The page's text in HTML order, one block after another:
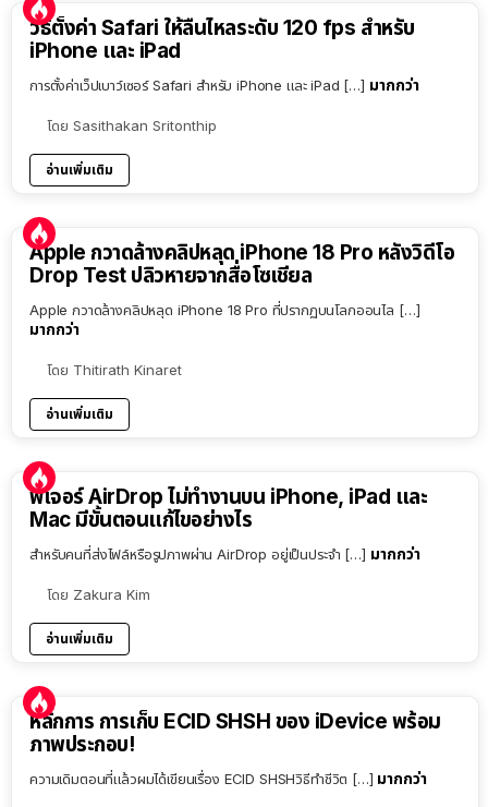
วิธีตั้งค่า Safari ให้ลื่นไหลระดับ 120 fps สำหรับ
iPhone และ iPad
การตั้งค่าเว็ปเบาว์เซอร์ Safari สำหรับ iPhone และ iPad […] มากกว่า
โดย Sasithakan Sritonthip
อ่านเพิ่มเติม
Apple กวาดล้างคลิปหลุด iPhone 18 Pro หลังวิดีโอ
Drop Test ปลิวหายจากสื่อโซเชียล
Apple กวาดล้างคลิปหลุด iPhone 18 Pro ที่ปรากฏบนโลกออนไล […]
มากกว่า
โดย Thitirath Kinaret
อ่านเพิ่มเติม
ฟีเจอร์ AirDrop ไม่ทำงานบน iPhone, iPad และ
Mac มีขั้นตอนแก้ไขอย่างไร
สำหรับคนที่ส่งไฟล์หรือรูปภาพผ่าน AirDrop อยู่เป็นประจำ […] มากกว่า
โดย Zakura Kim
อ่านเพิ่มเติม
หลักการ การเก็บ ECID SHSH ของ iDevice พร้อม
ภาพประกอบ!
ความเดิมตอนที่แล้วผมได้เขียนเรื่อง ECID SHSHวิธีทำชีวิต […] มากกว่า